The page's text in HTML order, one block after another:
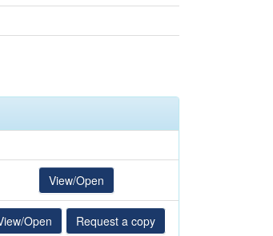
View/Open
Open Request a copy